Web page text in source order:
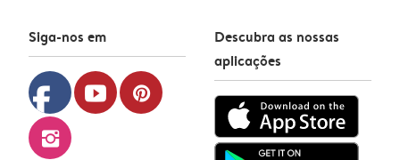
Siga-nos em
facebook youtube pinterest
instagram
Descubra as nossas
aplicações